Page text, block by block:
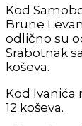
Kod
Brune
odlično su
Srabotnak
koševa.
Kod Ivanića
12 koševa.